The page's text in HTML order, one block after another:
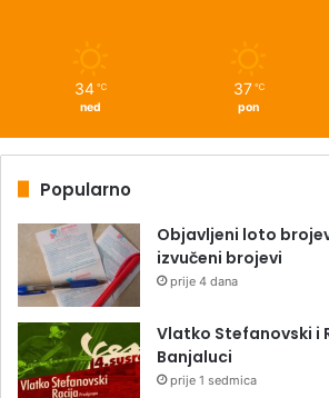
34 ℃
ned
37 ℃
pon
Popularno
Objavljeni loto
izvučeni brojevi
prije 4 dana
Vlatko Stefanovski i
Banjaluci
prije 1 sedmica